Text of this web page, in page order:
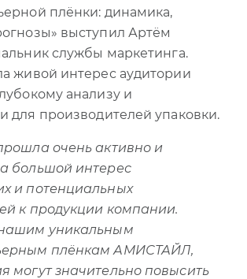
плёнки: динамика,
выступил Артём
службы маркетинга.
живой интерес аудитории
анализу и
для производителей упаковки.
очень активно и
большой интерес
и потенциальных
к продукции компании.
уникальным
плёнкам АМИСТАЙЛ,
могут значительно повысить